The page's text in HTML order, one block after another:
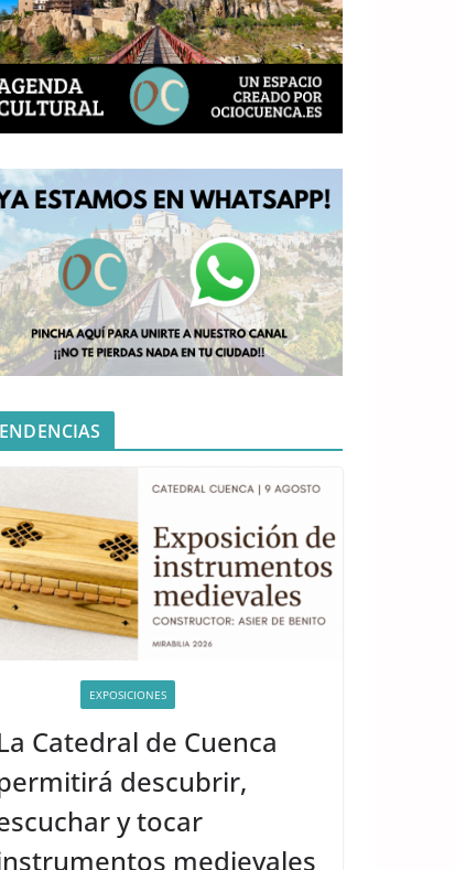
EXPOSICIONES
Catedral de Cuenca
descubrir,
y tocar
medievales